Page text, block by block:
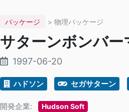
パッケージ > 物理パッケージ
サターンボンバ
1997-06-20
ハドソン セガサターン
開発企業: Hudson Soft